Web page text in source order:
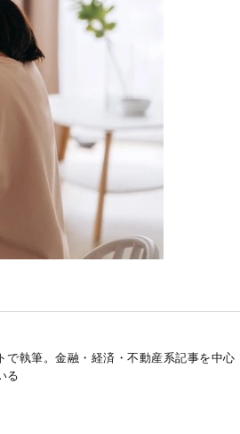
で執筆。金融・経済・不動産系記事を中心
る